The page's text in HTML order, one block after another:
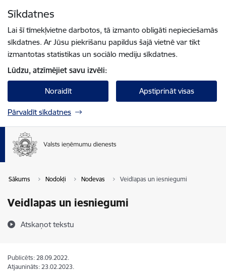
Sīkdatnes
Lai šī tīmekļvietne darbotos, tā izmanto obligāti nepieciešamās
sīkdatnes. Ar Jūsu piekrišanu papildus šajā vietnē var tikt
izmantotas statistikas un sociālo mediju sīkdatnes.
Lūdzu, atzīmējiet savu izvēli:
Noraidīt Apstiprināt visas
Pārvaldīt sīkdatnes
Sākums Nodokļi Nodevas Veidlapas un iesniegumi
Veidlapas un iesniegumi
Atskaņot tekstu
Publicēts: 28.09.2022.
Atjaunināts: 23.02.2023.